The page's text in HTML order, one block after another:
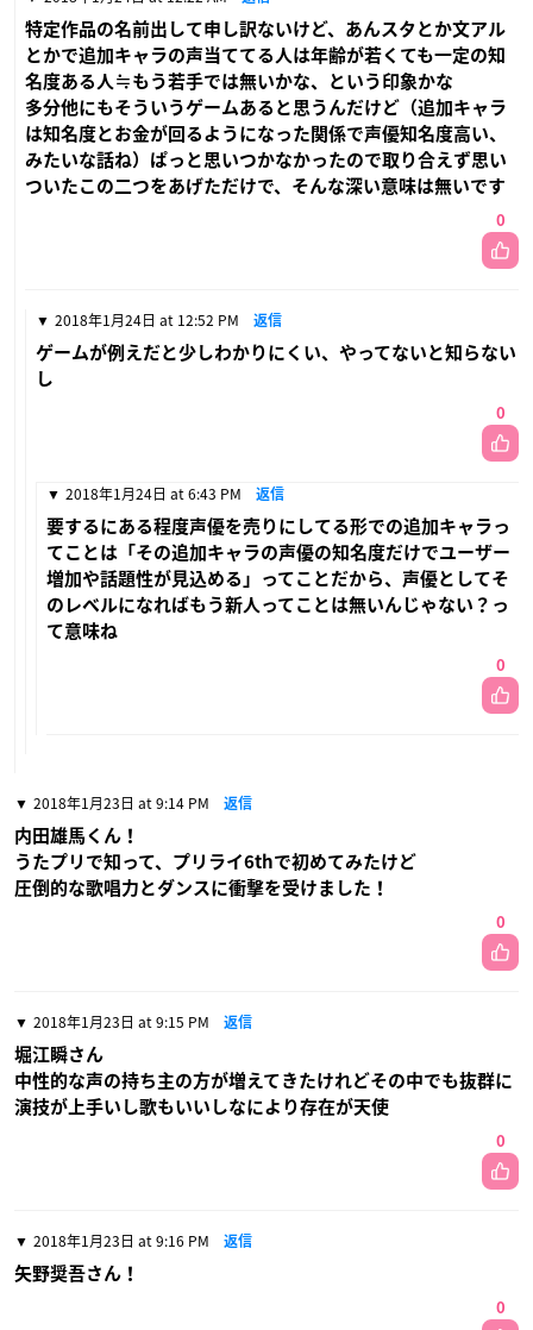
特定作品の名前出して申し訳ないけど、あんスタとか文アル
とかで追加キャラの声当ててる人は年齢が若くても一定の知
名度ある人≒もう若手では無いかな、という印象かな
多分他にもそういうゲームあると思うんだけど（追加キャラ
は知名度とお金が回るようになった関係で声優知名度高い、
みたいな話ね）ぱっと思いつかなかったので取り合えず思い
ついたこの二つをあげただけで、そんな深い意味は無いです
0
2018年1月24日 at 12:52 PM 返信
ゲームが例えだと少しわかりにくい、やってないと知らない
し
0
2018年1月24日 at 6:43 PM 返信
要するにある程度声優を売りにしてる形での追加キャラっ
てことは「その追加キャラの声優の知名度だけでユーザー
増加や話題性が見込める」ってことだから、声優としてそ
のレベルになればもう新人ってことは無いんじゃない？っ
て意味ね
0
2018年1月23日 at 9:14 PM 返信
内田雄馬くん！
うたプリで知って、プリライ6thで初めてみたけど
圧倒的な歌唱力とダンスに衝撃を受けました！
0
2018年1月23日 at 9:15 PM 返信
堀江瞬さん
中性的な声の持ち主の方が増えてきたけれどその中でも抜群に
演技が上手いし歌もいいしなにより存在が天使
0
2018年1月23日 at 9:16 PM 返信
矢野奨吾さん！
0